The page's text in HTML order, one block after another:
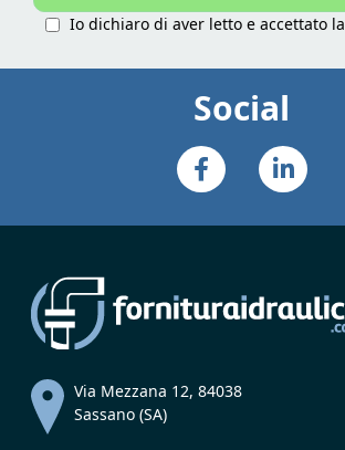
Io dichiaro di aver letto e accettato la
Social
Via Mezzana 12, 84038
Sassano (SA)